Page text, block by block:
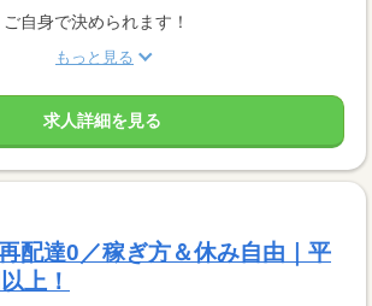
自身で決められます！
もっと見る
求人詳細を見る
配達0／稼ぎ方＆休み自由｜平
上！